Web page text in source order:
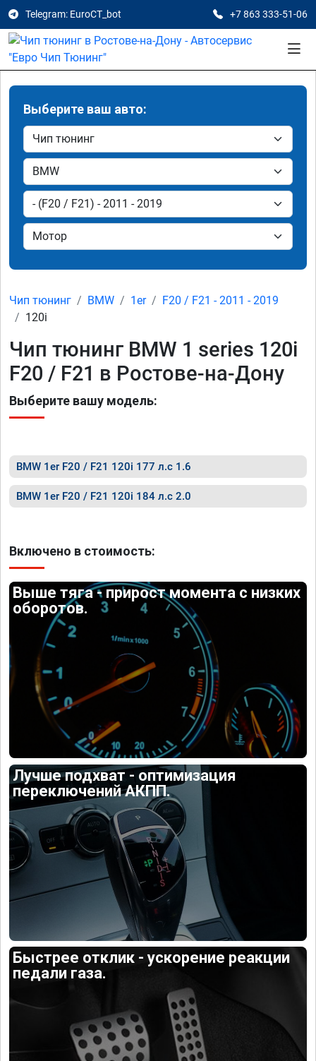
Telegram: EuroCT_bot +7 863 333-51-06
Выберите ваш авто:
Чип тюнинг BMW 1er
F20 / F21 - 2011 - 2019
120i
Чип тюнинг BMW 1 series 120i
F20 / F21 в Ростове-на-Дону
Выберите вашу модель:
BMW 1er F20 / F21 120i 177 л.с 1.6
BMW 1er F20 / F21 120i 184 л.с 2.0
Включено в стоимость:
Выше тяга - прирост момента с низких
оборотов.
Лучше подхват - оптимизация
переключений АКПП.
Быстрее отклик - ускорение реакции
педали газа.